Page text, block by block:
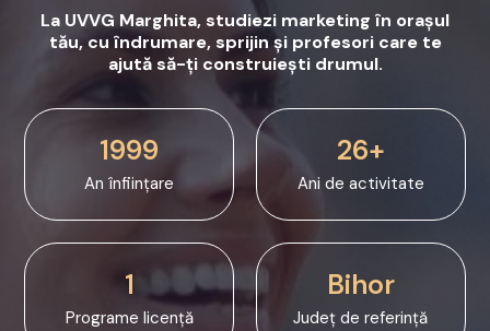
La UVVG Marghita, studiezi marketing în orașul
tău, cu îndrumare, sprijin și profesori care te
ajută să-ți construiești drumul.
1999
An înființare
26+
Ani de activitate
1
Programe licență
Bihor
Județ de referință